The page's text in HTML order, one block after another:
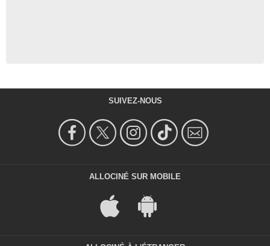
SUIVEZ-NOUS
ALLOCINÉ SUR MOBILE